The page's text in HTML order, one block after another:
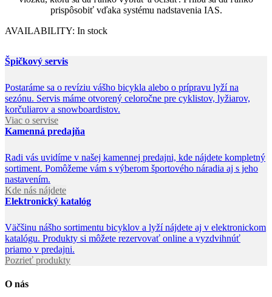
prispôsobiť vďaka systému nadstavenia IAS.
AVAILABILITY: In stock
Špičkový servis
Postaráme sa o revíziu vášho bicykla alebo o prípravu lyží na
sezónu. Servis máme otvorený celoročne pre cyklistov, lyžiarov,
korčuliarov a snowboardistov.
Viac o servise
Kamenná predajňa
Radi vás uvidíme v našej kamennej predajni, kde nájdete kompletný
sortiment. Pomôžeme vám s výberom športového náradia aj s jeho
nastavením.
Kde nás nájdete
Elektronický katalóg
Väčšinu nášho sortimentu bicyklov a lyží nájdete aj v elektronickom
katalógu. Produkty si môžete rezervovať online a vyzdvihnúť
priamo v predajni.
Pozrieť produkty
O nás